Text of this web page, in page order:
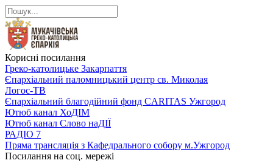
Корисні посилання
Греко-католицьке Закарпаття
Єпархіальний паломницький центр св. Миколая
Логос-ТВ
Єпархіальний благодійний фонд CARITAS Ужгород
Ютюб канал ХоДІМ
Ютюб канал Слово наДІЇ
РАДІО 7
Пряма трансляція з Кафедрального собору м.Ужгород
Посилання на соц. мережі